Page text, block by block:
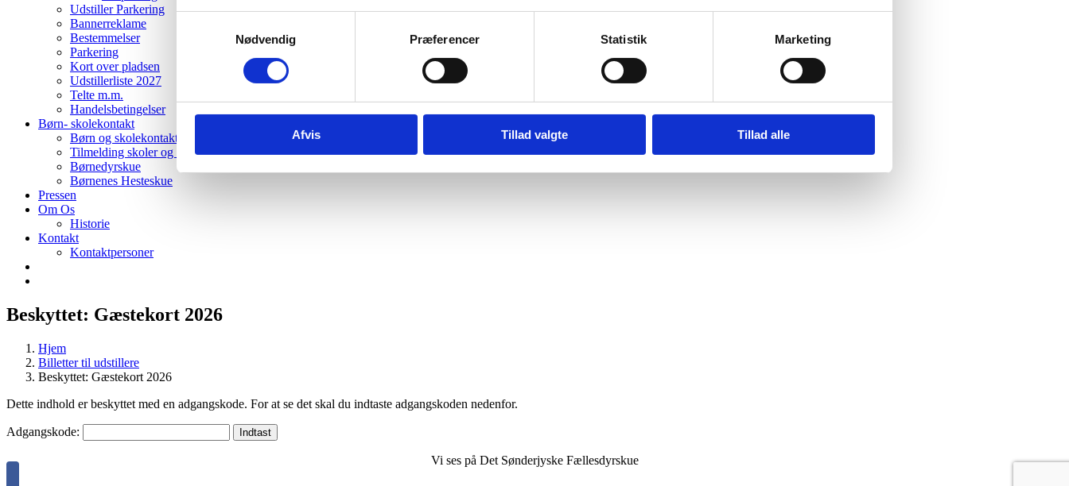
Nødvendig
Præferencer Statistik Marketing
Afvis Tillad valgte Tillad alle
Udstiller Parkering
Bannerreklame
Bestemmelser
Parkering
Kort over pladsen
Udstillerliste 2027
Telte m.m.
Handelsbetingelser
Børn- skolekontakt
Børn og skolekontakt
Tilmelding skoler og institutioner
Børnedyrskue
Børnenes Hesteskue
Pressen
Om Os
Historie
Kontakt
Kontaktpersoner
Beskyttet: Gæstekort 2026
Hjem
Billetter til udstillere
Beskyttet: Gæstekort 2026
Dette indhold er beskyttet med en adgangskode. For at se det skal du indtaste adgangskoden nedenfor.
Adgangskode:
Vi ses på Det Sønderjyske Fællesdyrskue